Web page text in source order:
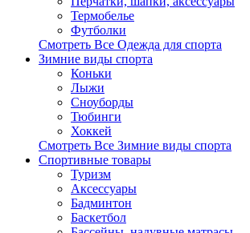
Термобелье
Футболки
Смотреть Все Одежда для спорта
Зимние виды спорта
Коньки
Лыжи
Сноуборды
Тюбинги
Хоккей
Смотреть Все Зимние виды спорта
Спортивные товары
Туризм
Аксессуары
Бадминтон
Баскетбол